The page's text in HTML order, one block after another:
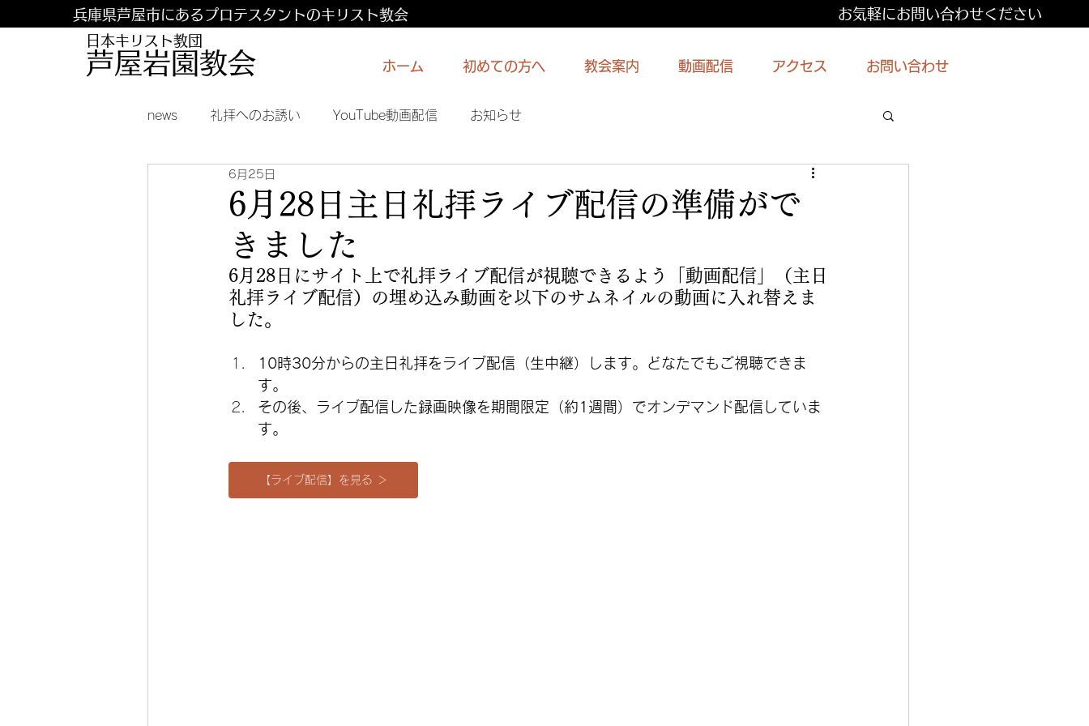
兵庫県芦屋市にあるプロテスタントのキリスト教会
お気軽にお問い合わせください
日本キリスト教団
​​芦屋岩園教会 ホーム 初めての方へ 教会案内 動画配信 アクセス お問い合わせ
news 礼拝へのお誘い YouTube動画配信 お知らせ
6月28日主日礼拝ライブ配信の準備がで
きました
6月25日
6月28日にサイト上で礼拝ライブ配信が視聴できるよう「動画配信」（主日
礼拝ライブ配信）の埋め込み動画を以下のサムネイルの動画に入れ替えま
した。
10時30分からの主日礼拝をライブ配信（生中継）します。どなたでもご視聴できま
す。
その後、ライブ配信した録画映像を期間限定（約1週間）でオンデマンド配信していま
す。
【ライブ配信】を見る ＞